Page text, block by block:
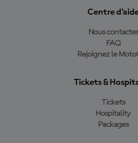
Centre
Nous contacter
FAQ
Rejoignez le
Tickets &
Tickets
Hospitality
Packages